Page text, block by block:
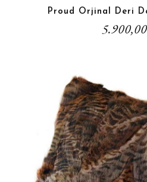
Proud Orjinal Deri